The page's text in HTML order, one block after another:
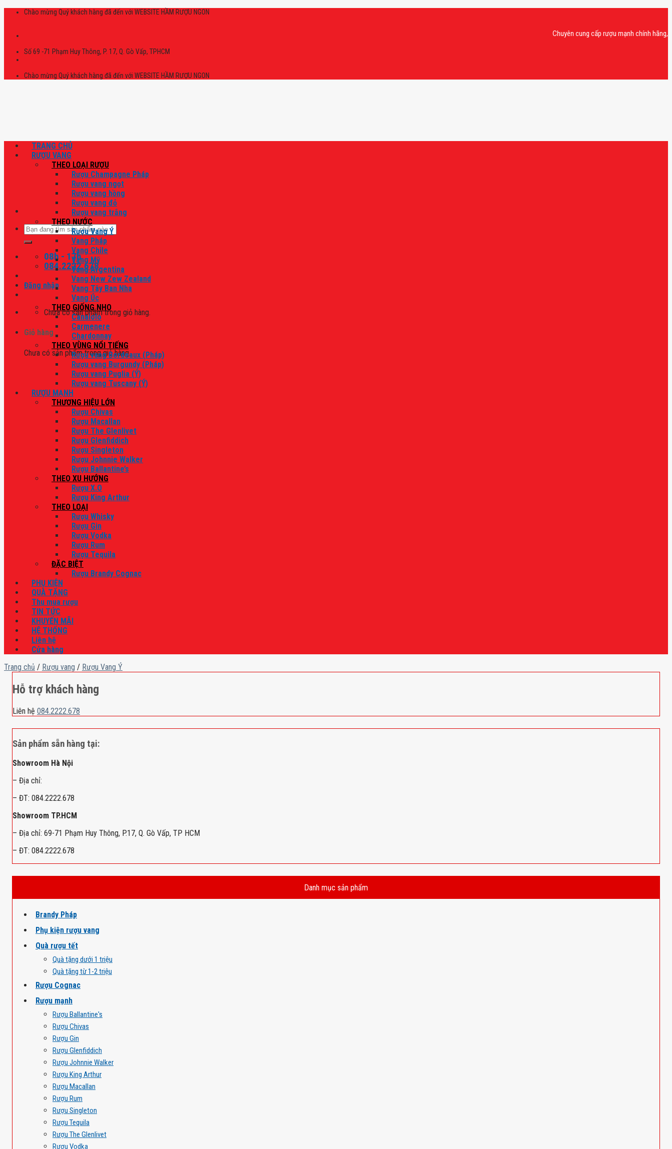
Skip
Chào mừng Quý khách hàng đã đến với WEBSITE HẦM RƯỢU NGON
Chuyên cung cấp rượu mạnh chính hãng,
Số 69 -71 Phạm Huy Thông, P. 17, Q. Gò Vấp, TPHCM
Chào mừng Quý khách hàng đã đến với WEBSITE HẦM RƯỢU NGON
Tìm
kiếm:
08h - 17h
084.2222.678
Đăng nhập
Chưa có sản phẩm trong giỏ hàng.
Giỏ hàng
Chưa có sản phẩm trong giỏ hàng.
TRANG CHỦ
RƯỢU VANG
THEO LOẠI RƯỢU
Rượu Champagne Pháp
Rượu vang ngọt
Rượu vang hồng
Rượu vang đỏ
Rượu vang trắng
THEO NƯỚC
Rượu Vang Ý
Vang Pháp
Vang Chile
Vang Mỹ
Vang Argentina
Vang New Zew Zealand
Vang Tây Ban Nha
Vang Úc
THEO GIỐNG NHO
Canaiolo
Carmenere
Chardonnay
THEO VÙNG NỔI TIẾNG
Rượu vang Bordeaux (Pháp)
Rượu vang Burgundy (Pháp)
Rượu vang Puglia (Ý)
Rượu vang Tuscany (Ý)
RƯỢU MẠNH
THƯƠNG HIỆU LỚN
Rượu Chivas
Rượu Macallan
Rượu The Glenlivet
Rượu Glenfiddich
Rượu Singleton
Rượu Johnnie Walker
Rượu Ballantine’s
THEO XU HƯỚNG
Rượu X.O
Rượu King Arthur
THEO LOẠI
Rượu Whisky
Rượu Gin
Rượu Vodka
Rượu Rum
Rượu Tequila
ĐẶC BIỆT
Rượu Brandy Cognac
PHỤ KIỆN
QUÀ TẶNG
Thu mua rượu
TIN TỨC
KHUYẾN MÃI
HỆ THỐNG
Liên hệ
Cửa hàng
Trang chủ / Rượu vang / Rượu Vang Ý
Hỗ trợ khách hàng
Liên hệ 084.2222.678
Sản phẩm sẵn hàng tại:
Showroom Hà Nội
– Địa chỉ:
– ĐT: 084.2222.678
Showroom TP.HCM
– Địa chỉ: 69-71 Phạm Huy Thông, P.17, Q. Gò Vấp, TP HCM
– ĐT: 084.2222.678
Danh mục sản phẩm
Brandy Pháp
Phụ kiện rượu vang
Quà rượu tết
Quà tặng dưới 1 triệu
Quà tặng từ 1-2 triệu
Rượu Cognac
Rượu mạnh
Rượu Ballantine's
Rượu Chivas
Rượu Gin
Rượu Glenfiddich
Rượu Johnnie Walker
Rượu King Arthur
Rượu Macallan
Rượu Rum
Rượu Singleton
Rượu Tequila
Rượu The Glenlivet
Rượu Vodka